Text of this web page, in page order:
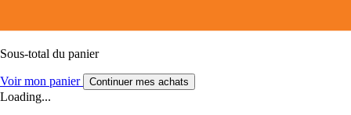
Sous-total du panier
Voir mon panier Continuer mes achats
Loading...